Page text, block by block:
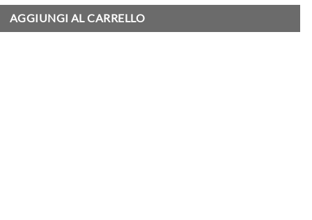
AGGIUNGI AL CARRELLO